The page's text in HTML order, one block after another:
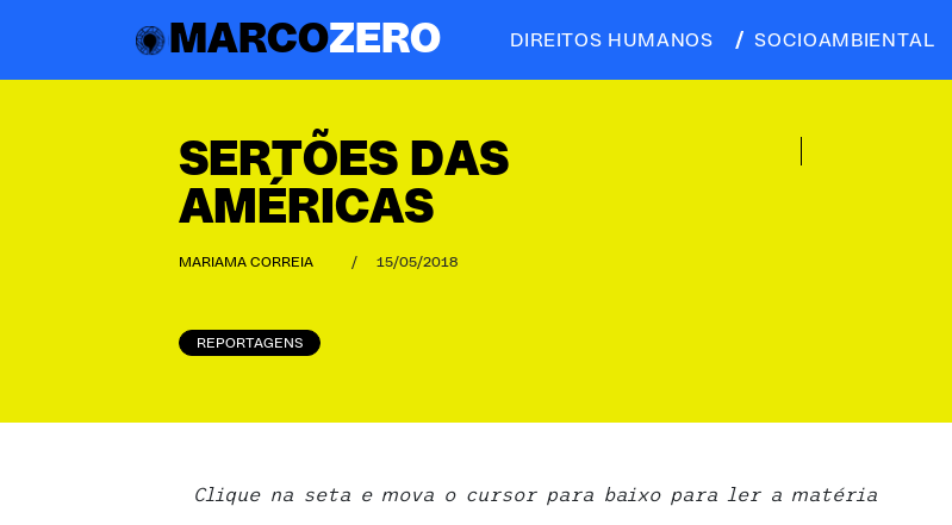
MARCOZERO DIREITOS HUMANOS SOCIOAMBIENTAL
SERTÕES DAS
AMÉRICAS
MARIAMA CORREIA / 15/05/2018
REPORTAGENS
Clique na seta e mova o cursor para baixo para ler a matéria